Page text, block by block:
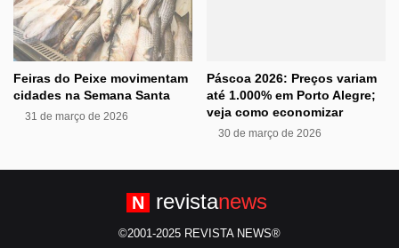
Feiras do Peixe movimentam
cidades na Semana Santa
31 de março de 2026
Páscoa 2026: Preços variam
até 1.000% em Porto Alegre;
veja como economizar
30 de março de 2026
N revistanews
©2001-2025 REVISTA NEWS®